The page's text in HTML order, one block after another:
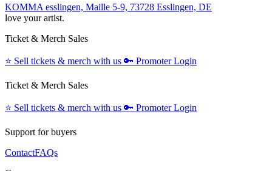
KOMMA esslingen, Maille 5-9, 73728 Esslingen, DE
love your artist.
Ticket & Merch Sales
⭐️ Sell tickets & merch with us 🔑 Promoter Login
Ticket & Merch Sales
⭐️ Sell tickets & merch with us 🔑 Promoter Login
Support for buyers
ContactFAQs